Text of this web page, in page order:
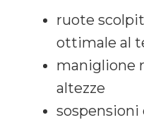
ruote
ottimale al
maniglione
altezze
sospensioni